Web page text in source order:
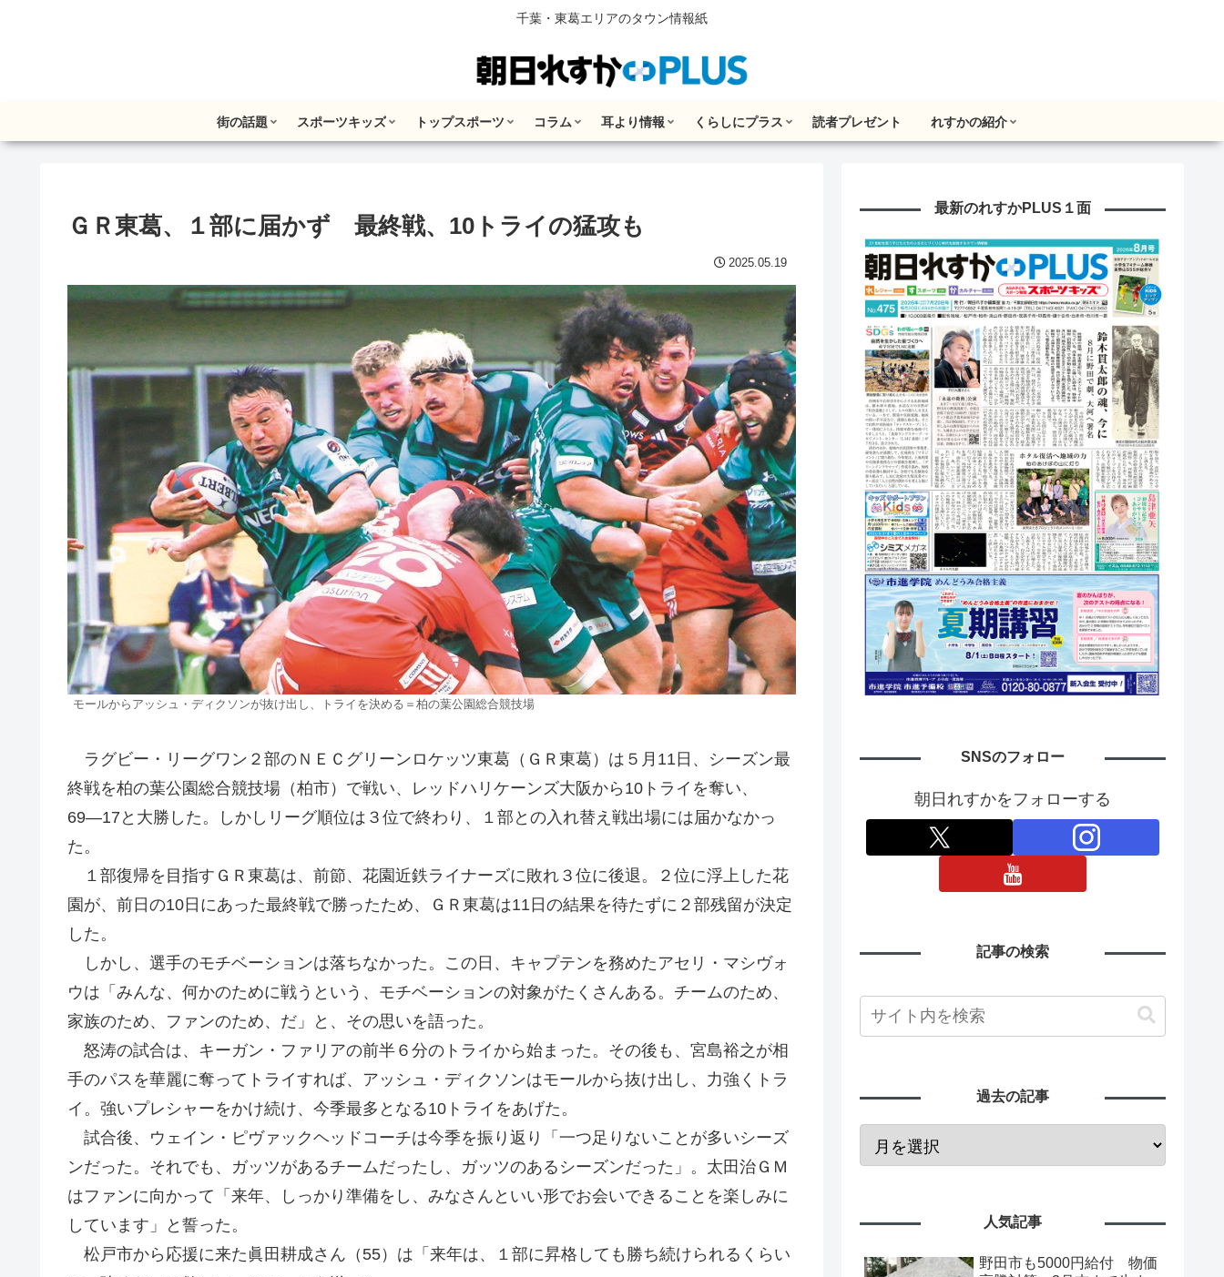
千葉・東葛エリアのタウン情報紙
街の話題 スポーツキッズ トップスポーツ コラム 耳より情報 くらしにプラス 読者プレゼント れすかの紹介
ＧＲ東葛、１部に届かず 最終戦、10トライの猛攻も
2025.05.19
モールからアッシュ・ディクソンが抜け出し、トライを決める＝柏の葉公園総合競技場
ラグビー・リーグワン２部のＮＥＣグリーンロケッツ東葛（ＧＲ東葛）は５月11日、シーズン最
終戦を柏の葉公園総合競技場（柏市）で戦い、レッドハリケーンズ大阪から10トライを奪い、
69―17と大勝した。しかしリーグ順位は３位で終わり、１部との入れ替え戦出場には届かなかっ
た。
１部復帰を目指すＧＲ東葛は、前節、花園近鉄ライナーズに敗れ３位に後退。２位に浮上した花
園が、前日の10日にあった最終戦で勝ったため、ＧＲ東葛は11日の結果を待たずに２部残留が決定
した。
しかし、選手のモチベーションは落ちなかった。この日、キャプテンを務めたアセリ・マシヴォ
ウは「みんな、何かのために戦うという、モチベーションの対象がたくさんある。チームのため、
家族のため、ファンのため、だ」と、その思いを語った。
怒涛の試合は、キーガン・ファリアの前半６分のトライから始まった。その後も、宮島裕之が相
手のパスを華麗に奪ってトライすれば、アッシュ・ディクソンはモールから抜け出し、力強くトラ
イ。強いプレシャーをかけ続け、今季最多となる10トライをあげた。
試合後、ウェイン・ピヴァックヘッドコーチは今季を振り返り「一つ足りないことが多いシーズ
ンだった。それでも、ガッツがあるチームだったし、ガッツのあるシーズンだった」。太田治ＧＭ
はファンに向かって「来年、しっかり準備をし、みなさんといい形でお会いできることを楽しみに
しています」と誓った。
松戸市から応援に来た眞田耕成さん（55）は「来年は、１部に昇格しても勝ち続けられるくらい
最新のれすかPLUS１面
SNSのフォロー
朝日れすかをフォローする
記事の検索
過去の記事
人気記事
野田市も5000円給付 物価